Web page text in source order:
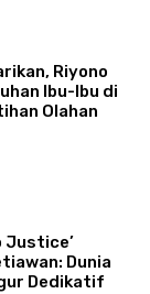
Riyono
Ibu-Ibu di
Olahan
Justice’
Dunia
Dedikatif